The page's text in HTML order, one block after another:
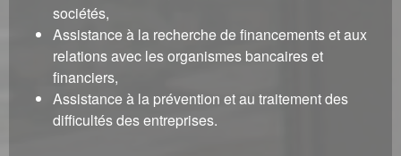
sociétés,
Assistance à la recherche de financements et aux
relations avec les organismes bancaires et
financiers,
Assistance à la prévention et au traitement des
difficultés des entreprises.